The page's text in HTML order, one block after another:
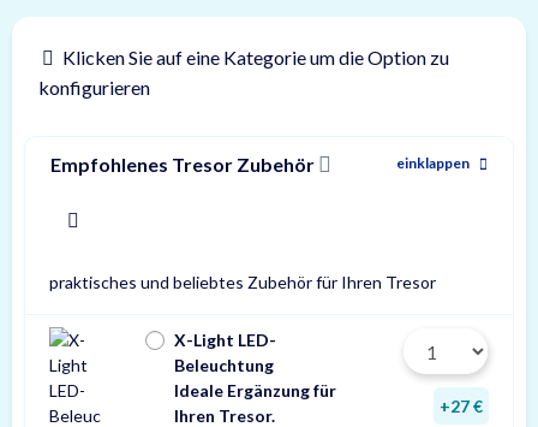
Klicken Sie auf eine Kategorie um die Option zu
konfigurieren
Empfohlenes Tresor Zubehör einklappen
praktisches und beliebtes Zubehör für Ihren Tresor
X-Light LED-
Beleuchtung
Ideale Ergänzung für
Ihren Tresor.
+27 €